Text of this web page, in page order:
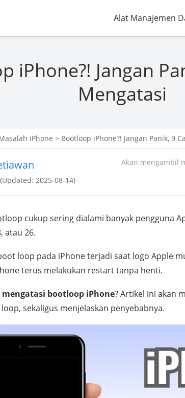
Alat Manajemen
iPhone?! Jangan
Mengatasi
iPhone > Bootloop iPhone?! Jangan Panik, 9
2025-08-14)
Akan mengambil
cukup sering dialami banyak pengguna
atau 26.
loop pada iPhone terjadi saat logo Apple
terus melakukan restart tanpa henti.
mengatasi bootloop iPhone? Artikel ini akan
sekaligus menjelaskan penyebabnya.